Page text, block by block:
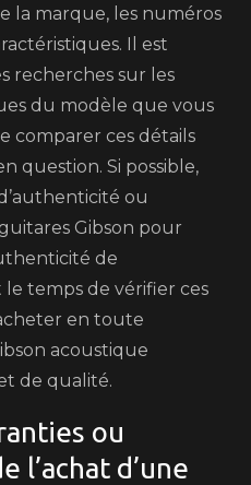
la marque, les numéros
Il est
recherches sur les
du modèle que vous
comparer ces détails
question. Si possible,
ou
Gibson pour
de
le temps de vérifier ces
en toute
acoustique
de qualité.
ou
l’achat d’une